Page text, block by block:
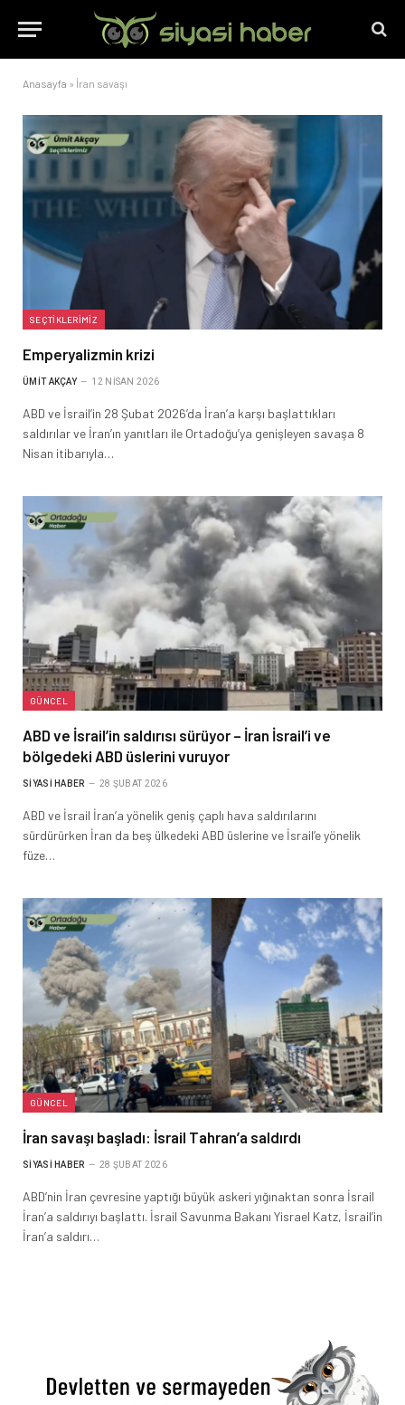
Anasayfa » İran savaşı
SEÇTIKLERIMIZ
Emperyalizmin krizi
ÜMIT AKÇAY 12 NISAN 2026
ABD ve İsrail’in 28 Şubat 2026’da İran’a karşı başlattıkları
saldırılar ve İran’ın yanıtları ile Ortadoğu’ya genişleyen savaşa 8
Nisan itibarıyla…
GÜNCEL
ABD ve İsrail’in saldırısı sürüyor – İran İsrail’i ve
bölgedeki ABD üslerini vuruyor
SIYASI HABER 28 ŞUBAT 2026
ABD ve İsrail İran’a yönelik geniş çaplı hava saldırılarını
sürdürürken İran da beş ülkedeki ABD üslerine ve İsrail’e yönelik
füze…
GÜNCEL
İran savaşı başladı: İsrail Tahran’a saldırdı
SIYASI HABER 28 ŞUBAT 2026
ABD’nin İran çevresine yaptığı büyük askeri yığınaktan sonra İsrail
İran’a saldırıyı başlattı. İsrail Savunma Bakanı Yisrael Katz, İsrail’in
İran’a saldırı…